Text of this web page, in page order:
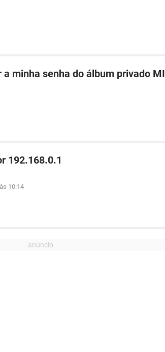
minha senha do álbum privado MI
192.168.0.1
10:14